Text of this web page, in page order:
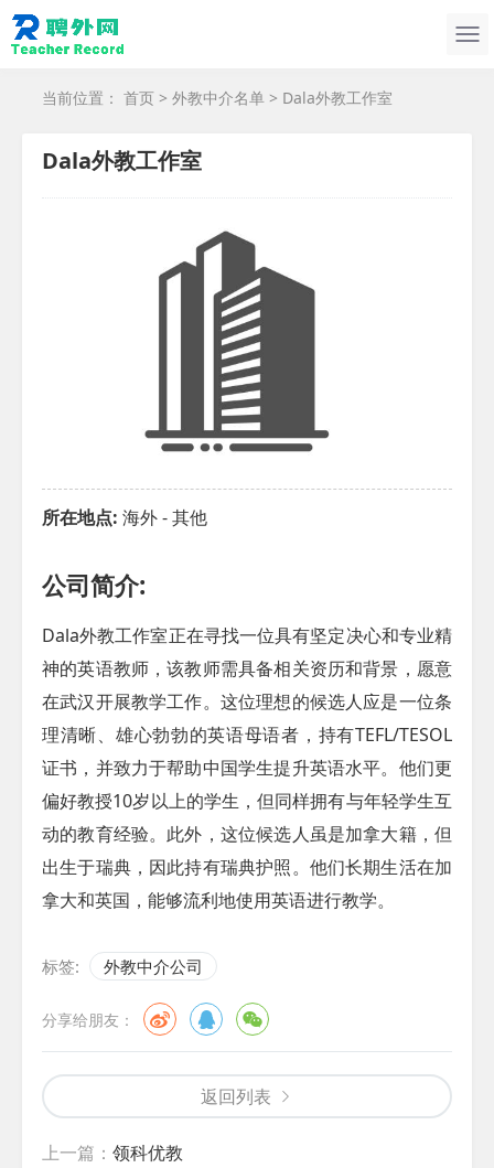
当前位置： 首页 > 外教中介名单 > Dala外教工作室
Dala外教工作室
所在地点: 海外 - 其他
公司简介:
Dala外教工作室正在寻找一位具有坚定决心和专业精
神的英语教师，该教师需具备相关资历和背景，愿意
在武汉开展教学工作。这位理想的候选人应是一位条
理清晰、雄心勃勃的英语母语者，持有TEFL/TESOL
证书，并致力于帮助中国学生提升英语水平。他们更
偏好教授10岁以上的学生，但同样拥有与年轻学生互
动的教育经验。此外，这位候选人虽是加拿大籍，但
出生于瑞典，因此持有瑞典护照。他们长期生活在加
拿大和英国，能够流利地使用英语进行教学。
标签: 外教中介公司
分享给朋友：
返回列表
上一篇： 领科优教